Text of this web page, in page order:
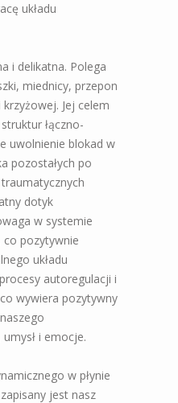
układu
i delikatna. Polega
miednicy, przepon
krzyżowej. Jej celem
łączno-
uwolnienie blokad w
pozostałych po
dotyk
w systemie
pozytywnie
układu
autoregulacji i
wywiera pozytywny
i emocje.
w płynie
jest nasz